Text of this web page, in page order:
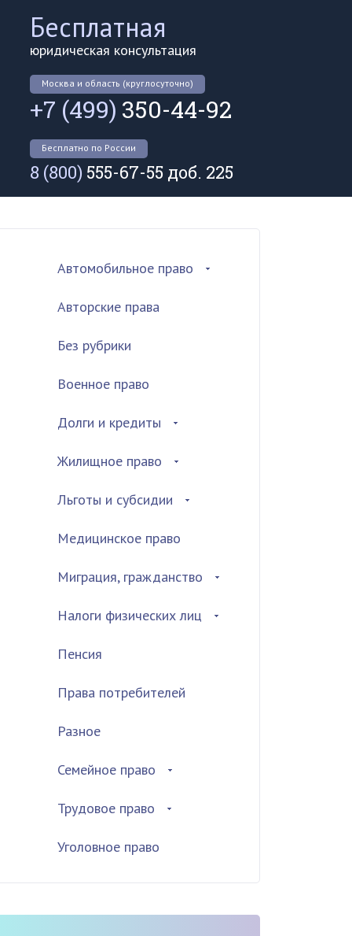
Бесплатная
юридическая консультация
Москва и область (круглосуточно)
+7 (499) 350-44-92
Бесплатно по России
8 (800) 555-67-55 доб. 225
Автомобильное право
Авторские права
Без рубрики
Военное право
Долги и кредиты
Жилищное право
Льготы и субсидии
Медицинское право
Миграция, гражданство
Налоги физических лиц
Пенсия
Права потребителей
Разное
Семейное право
Трудовое право
Уголовное право